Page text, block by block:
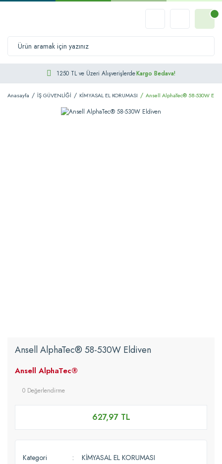
1250 TL ve Üzeri AlışverişlerdeKargo Bedava!
Anasayfa İŞ GÜVENLİĞİ KİMYASAL EL KORUMASI Ansell AlphaTec® 58-530W
Ansell AlphaTec® 58-530W Eldiven
Ansell AlphaTec®
0 Değerlendirme
627,97 TL
Kategori KİMYASAL EL KORUMASI